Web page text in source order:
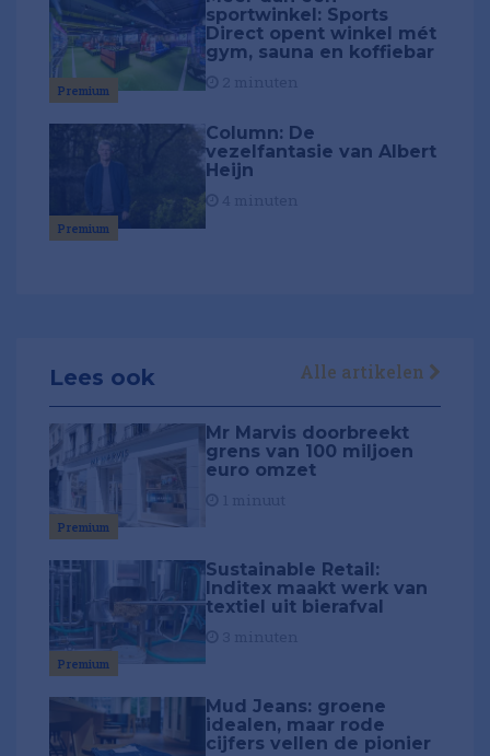
Premium
sportwinkel: Sports
Direct opent winkel mét
gym, sauna en koffiebar
Premium
Column: De
vezelfantasie van Albert
Heijn
Lees ook Alle artikelen
Premium
Mr Marvis doorbreekt
grens van 100 miljoen
euro omzet
Premium
Sustainable Retail:
Inditex maakt werk van
textiel uit bierafval
Mud Jeans: groene
idealen, maar rode
cijfers vellen de pionier